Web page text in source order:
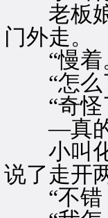
老板娘
门外走。
“慢着。
“怎么了
“奇怪
—真的
小叫化
说了走开
“不错，